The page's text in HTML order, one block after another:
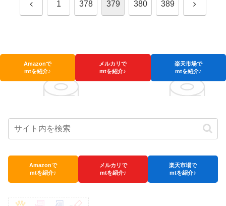
前 1 378 379 380 389 次
Amazonで
mtを紹介♪
メルカリで
mtを紹介♪
楽天市場で
mtを紹介♪
Amazonで
mtを紹介♪
メルカリで
mtを紹介♪
楽天市場で
mtを紹介♪